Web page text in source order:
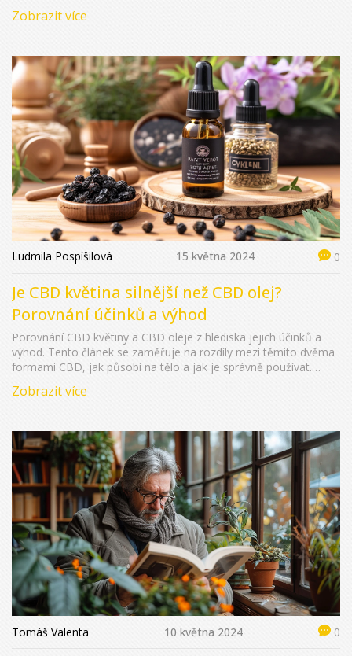
zánětlivé procesy v těle, jaké jsou jeho potenciální výhody a jak
Zobrazit více
Ludmila Pospíšilová 15 května 2024 0
Je CBD květina silnější než CBD olej?
Porovnání účinků a výhod
Porovnání CBD květiny a CBD oleje z hlediska jejich účinků a
výhod. Tento článek se zaměřuje na rozdíly mezi těmito dvěma
formami CBD, jak působí na tělo a jak je správně používat.
forma CBD je pro vás vhodnější.
Zobrazit více
Tomáš Valenta 10 května 2024 0